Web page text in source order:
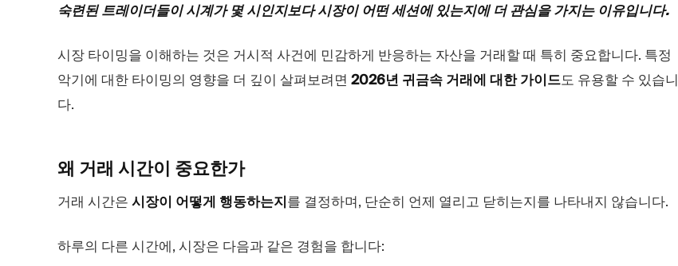
숙련된 트레이더들이 시계가 몇 시인지보다 시장이 어떤 세션에 있는지에 더 관심을 가지는 이유입니다.
시장 타이밍을 이해하는 것은 거시적 사건에 민감하게 반응하는 자산을 거래할 때 특히 중요합니다. 특정
악기에 대한 타이밍의 영향을 더 깊이 살펴보려면 2026년 귀금속 거래에 대한 가이드도 유용할 수 있습니
다.
왜 거래 시간이 중요한가
거래 시간은 시장이 어떻게 행동하는지를 결정하며, 단순히 언제 열리고 닫히는지를 나타내지 않습니다.
하루의 다른 시간에, 시장은 다음과 같은 경험을 합니다: